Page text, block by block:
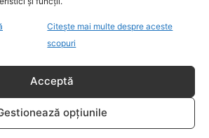
Citește mai multe despre aceste
scopuri
Acceptă
opțiunile
România a rămas fără kerosen –
denunțată pentru trădare și
de informații false, la ÎCCJ. Cine a
penală